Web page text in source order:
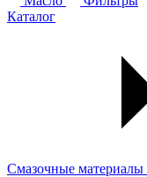
Каталог
Смазочные материалы